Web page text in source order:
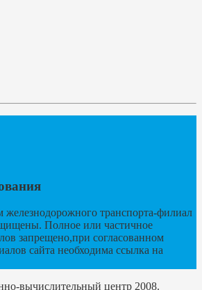
железнодорожного транспорта-филиал
Полное или частичное
запрещено,при согласованном
сайта необходима ссылка на
вычислительный центр 2008.